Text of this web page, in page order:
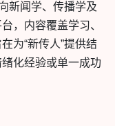
新闻学、传播学及
，内容覆盖学习、
为“新传人”提供结
化经验或单一成功